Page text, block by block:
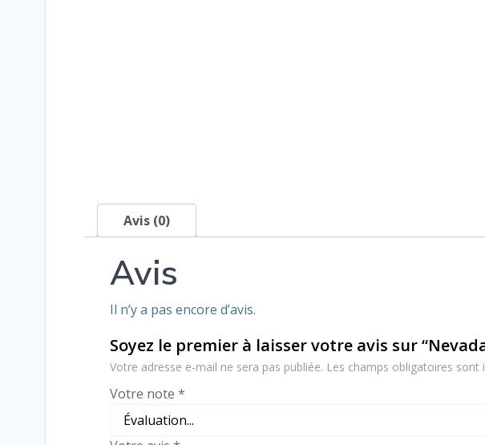
Avis (0)
Avis
Il n’y a pas encore d’avis.
Soyez le premier à laisser votre avis sur
Votre adresse e-mail ne sera pas publiée. Les champs obligatoires sont
Votre note *